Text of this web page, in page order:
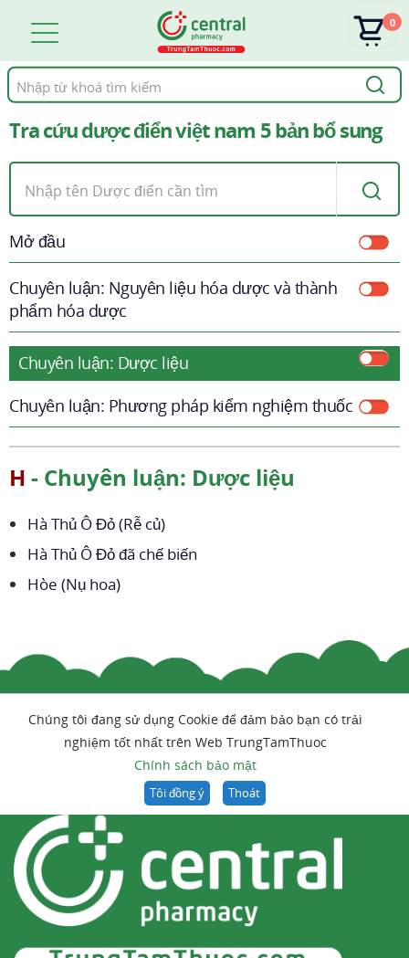
Tìm
kiếm
0
Tra cứu dược điển việt nam 5 bản bổ sung
Mở đầu
Chuyên luận: Nguyên liệu hóa dược và thành
phẩm hóa dược
Chuyên luận: Dược liệu
Chuyên luận: Phương pháp kiểm nghiệm thuốc
H - Chuyên luận: Dược liệu
Hà Thủ Ô Đỏ (Rễ củ)
Hà Thủ Ô Đỏ đã chế biến
Hòe (Nụ hoa)
Chúng tôi đang sử dụng Cookie để đảm bảo bạn có trải
nghiệm tốt nhất trên Web TrungTamThuoc
Chính sách bảo mật
Tôi đồng ý Thoát